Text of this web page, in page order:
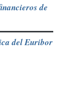
de
del Euribor